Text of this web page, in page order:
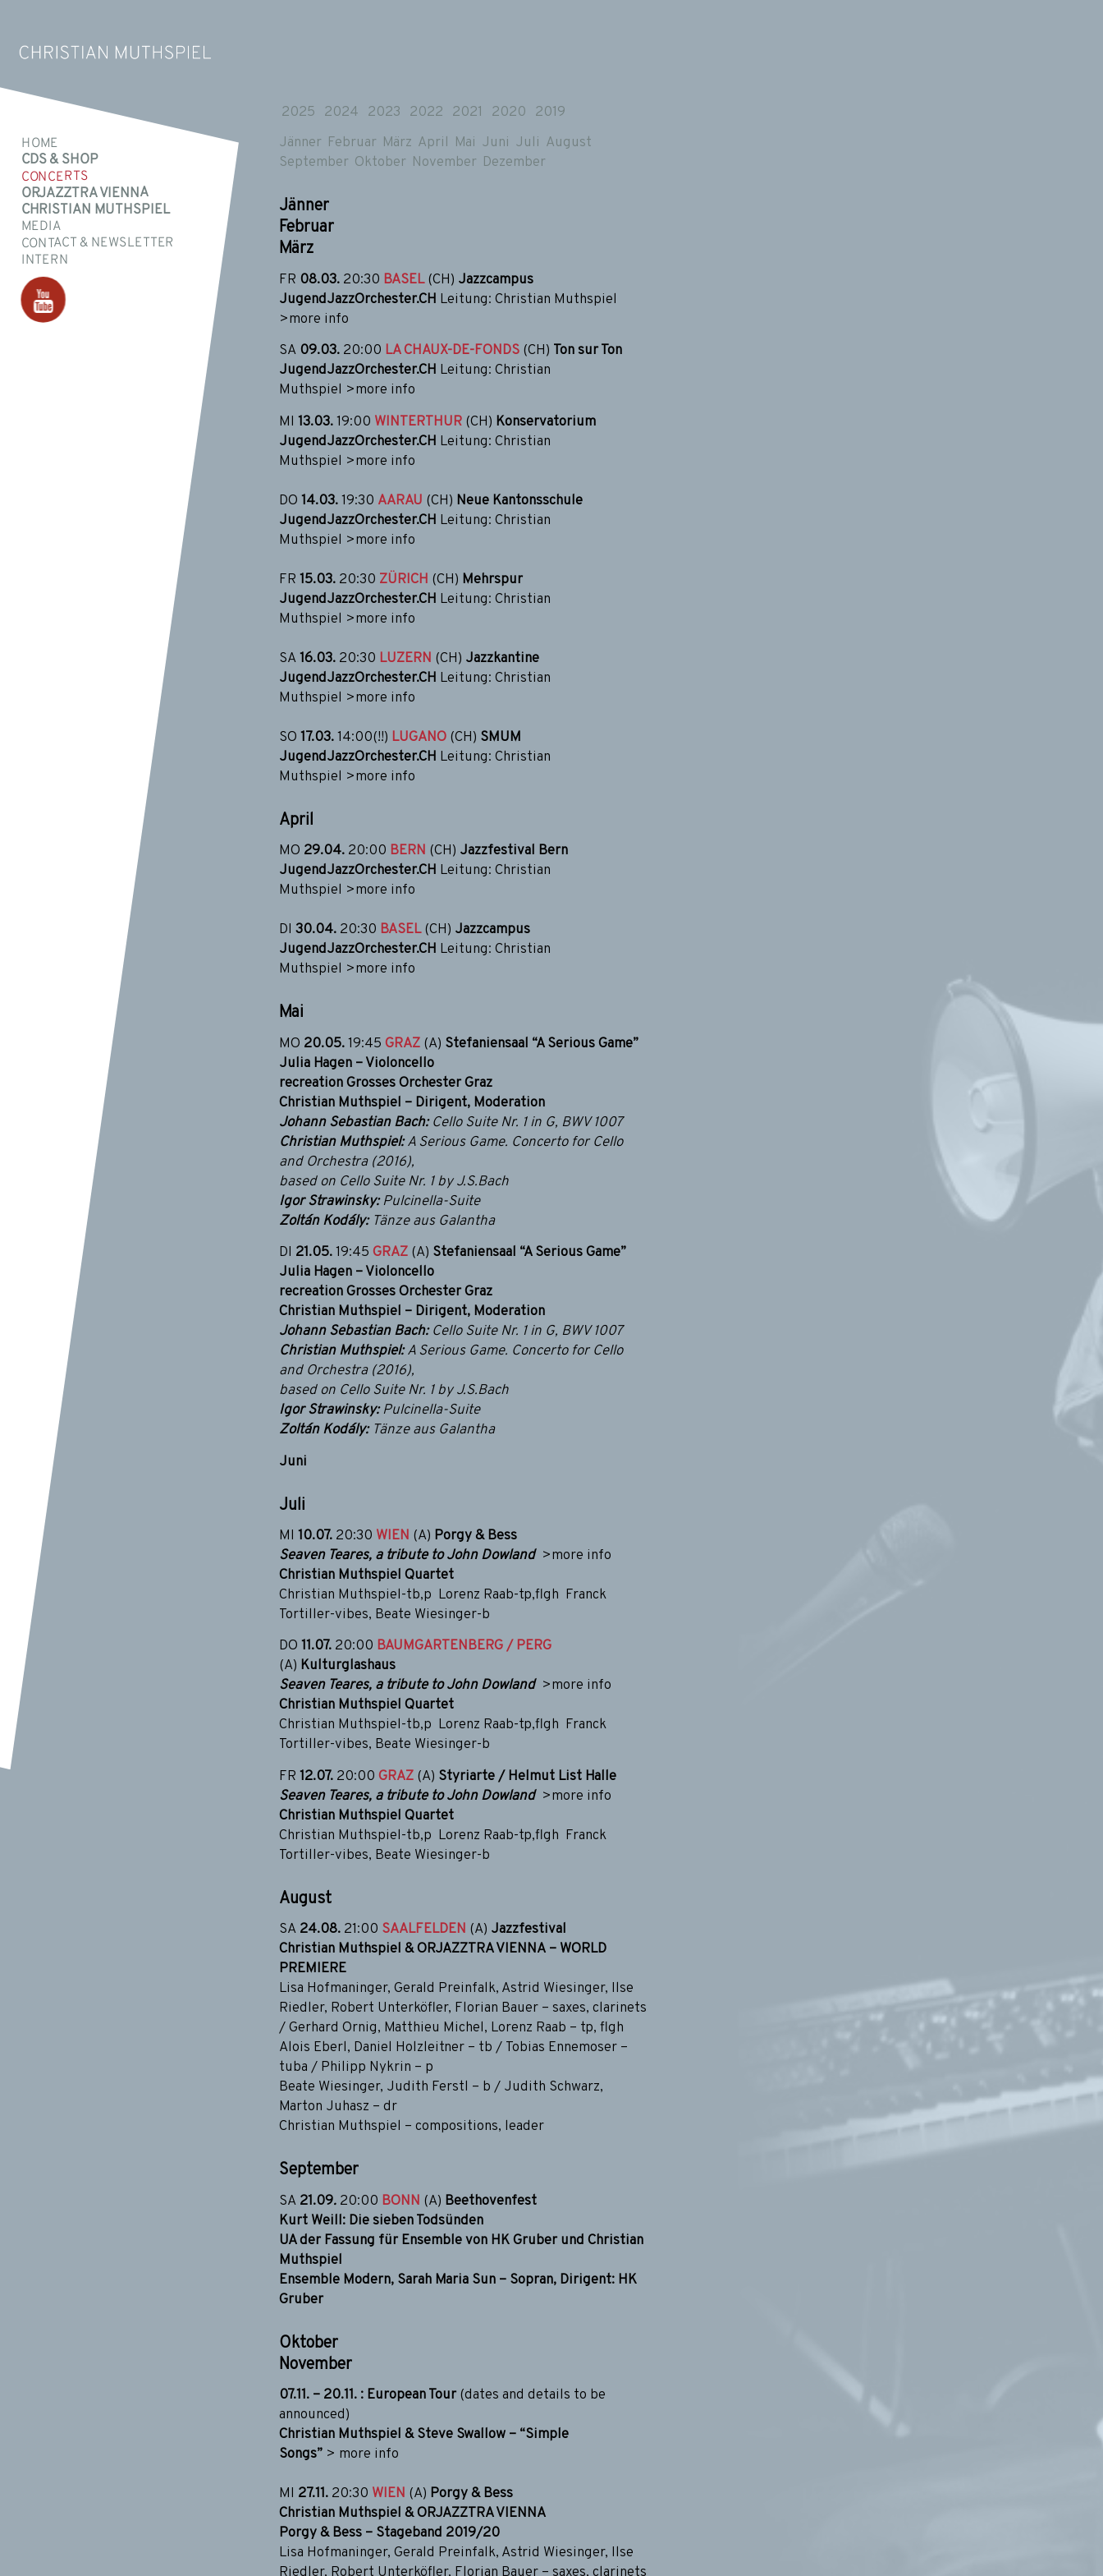
2025 2024 2023 2022 2021 2020 2019
Jänner Februar März April Mai Juni Juli August
September Oktober November Dezember
Jänner
Februar
März
FR 08.03. 20:30 BASEL(CH) Jazzcampus
JugendJazzOrchester.CH Leitung: Christian Muthspiel
>more info
SA 09.03. 20:00 LA CHAUX-DE-FONDS (CH) Ton sur Ton
JugendJazzOrchester.CH Leitung: Christian
Muthspiel >more info
MI 13.03.19:00 WINTERTHUR (CH) Konservatorium
JugendJazzOrchester.CH Leitung: Christian
Muthspiel >more info
DO 14.03.19:30 AARAU (CH) Neue Kantonsschule
JugendJazzOrchester.CH Leitung: Christian
Muthspiel >more info
FR 15.03. 20:30 ZÜRICH (CH) Mehrspur
JugendJazzOrchester.CH Leitung: Christian
Muthspiel >more info
SA16.03. 20:30 LUZERN (CH) Jazzkantine
JugendJazzOrchester.CH Leitung: Christian
Muthspiel >more info
SO 17.03.14:00(!!) LUGANO (CH) SMUM
JugendJazzOrchester.CH Leitung: Christian
Muthspiel >more info
April
MO 29.04. 20:00 BERN (CH) Jazzfestival Bern
JugendJazzOrchester.CH Leitung: Christian
Muthspiel >more info
DI 30.04. 20:30 BASEL(CH) Jazzcampus
JugendJazzOrchester.CH Leitung: Christian
Muthspiel >more info
Mai
MO 20.05.19:45 GRAZ (A) Stefaniensaal “A Serious Game”
Julia Hagen – Violoncello
recreation Grosses Orchester Graz
Christian Muthspiel – Dirigent, Moderation
Johann Sebastian Bach:Cello Suite Nr. 1 in G, BWV 1007
Christian Muthspiel:A Serious Game. Concerto for Cello
and Orchestra (2016),
based on Cello Suite Nr. 1 by J.S.Bach
Igor Strawinsky:Pulcinella-Suite
Zoltán Kodály:Tänze aus Galantha
DI 21.05.19:45 GRAZ (A) Stefaniensaal “A Serious Game”
Julia Hagen – Violoncello
recreation Grosses Orchester Graz
Christian Muthspiel – Dirigent, Moderation
Johann Sebastian Bach:Cello Suite Nr. 1 in G, BWV 1007
Christian Muthspiel:A Serious Game. Concerto for Cello
and Orchestra (2016),
based on Cello Suite Nr. 1 by J.S.Bach
Igor Strawinsky:Pulcinella-Suite
Zoltán Kodály:Tänze aus Galantha
Juni
Juli
MI 10.07. 20:30 WIEN (A) Porgy & Bess
Seaven Teares, a tribute to John Dowland >more info
Christian Muthspiel Quartet
Christian Muthspiel-tb,p Lorenz Raab-tp,flgh Franck
Tortiller-vibes, Beate Wiesinger-b
DO 11.07. 20:00 BAUMGARTENBERG / PERG
(A) Kulturglashaus
Seaven Teares, a tribute to John Dowland >more info
Christian Muthspiel Quartet
Christian Muthspiel-tb,p Lorenz Raab-tp,flgh Franck
Tortiller-vibes, Beate Wiesinger-b
FR 12.07. 20:00 GRAZ (A) Styriarte / Helmut List Halle
Seaven Teares, a tribute to John Dowland >more info
Christian Muthspiel Quartet
Christian Muthspiel-tb,p Lorenz Raab-tp,flgh Franck
Tortiller-vibes, Beate Wiesinger-b
August
SA 24.08. 21:00 SAALFELDEN (A) Jazzfestival
Christian Muthspiel & ORJAZZTRA VIENNA – WORLD
PREMIERE
Lisa Hofmaninger, Gerald Preinfalk, Astrid Wiesinger, Ilse
Riedler, Robert Unterköfler, Florian Bauer – saxes, clarinets
/ Gerhard Ornig, Matthieu Michel, Lorenz Raab – tp, flgh
Alois Eberl, Daniel Holzleitner – tb / Tobias Ennemoser –
tuba / Philipp Nykrin – p
Beate Wiesinger, Judith Ferstl – b / Judith Schwarz,
Marton Juhasz – dr
Christian Muthspiel – compositions, leader
September
SA 21.09. 20:00 BONN (A) Beethovenfest
Kurt Weill: Die sieben Todsünden
UA der Fassung für Ensemble von HK Gruber und Christian
Muthspiel
Ensemble Modern, Sarah Maria Sun – Sopran, Dirigent: HK
Gruber
Oktober
November
07.11. – 20.11. : European Tour (dates and details to be
announced)
Christian Muthspiel & Steve Swallow – “Simple
Songs” > more info
MI 27.11. 20:30 WIEN (A) Porgy & Bess
Christian Muthspiel & ORJAZZTRA VIENNA
Porgy & Bess – Stageband 2019/20
Lisa Hofmaninger, Gerald Preinfalk, Astrid Wiesinger, Ilse
HOME
CDS & SHOP
CONCERTS
ORJAZZTRA VIENNA
CHRISTIAN MUTHSPIEL
MEDIA
CONTACT & NEWSLETTER
INTERN